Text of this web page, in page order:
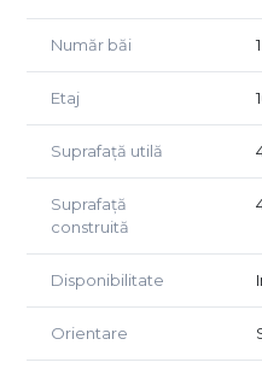
Număr băi 1
Etaj
Suprafață utilă
Suprafață
construită
Disponibilitate
Orientare